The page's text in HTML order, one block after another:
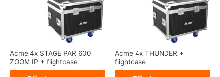
Acme 4x STAGE PAR 600
ZOOM IP + flightcase
Acme 4x THUNDER +
flightcase